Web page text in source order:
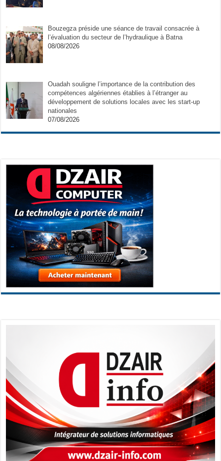
Bouzegza préside une séance de travail consacrée à
l’évaluation du secteur de l’hydraulique à Batna
08/08/2026
Ouadah souligne l’importance de la contribution des
compétences algériennes établies à l’étranger au
développement de solutions locales avec les start-up
nationales
07/08/2026